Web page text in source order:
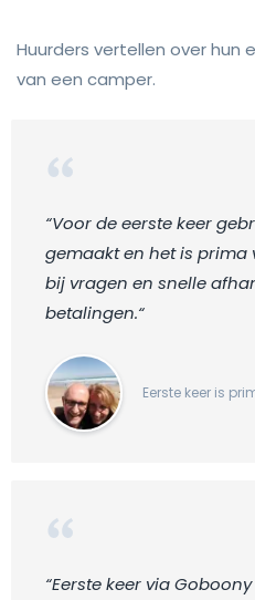
Huurders vertellen over hun
van een camper.
“Voor de eerste keer
gemaakt en het is prima
bij vragen en snelle
betalingen.“
Eerste keer is
“Eerste keer via